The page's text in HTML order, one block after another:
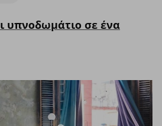
υπνοδωμάτιο σε ένα